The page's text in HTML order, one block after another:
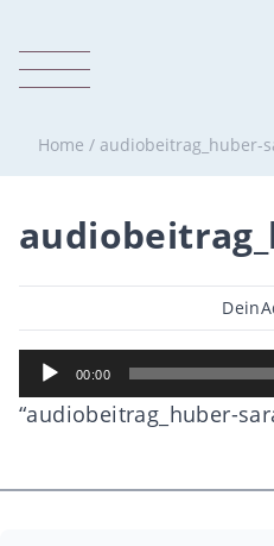
Home / audiobeitrag_huber-
Post
Audio
Player
00:00
“audiobeitrag_huber-